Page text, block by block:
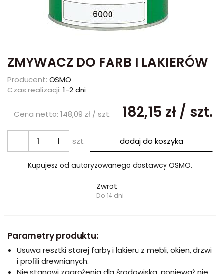
ZMYWACZ DO FARB I LAKIERÓW
Producent: OSMO
Czas realizacji: 1-2 dni
Cena netto: 148,09 zł / szt. 182,15 zł / szt.
szt. dodaj do koszyka
Kupujesz od autoryzowanego dostawcy OSMO.
Zwrot
Do 14 dni
Parametry produktu:
Usuwa resztki starej farby i lakieru z mebli, okien, drzwi
i proﬁli drewnianych.
Nie stanowi zagrożenia dla środowiska, ponieważ nie